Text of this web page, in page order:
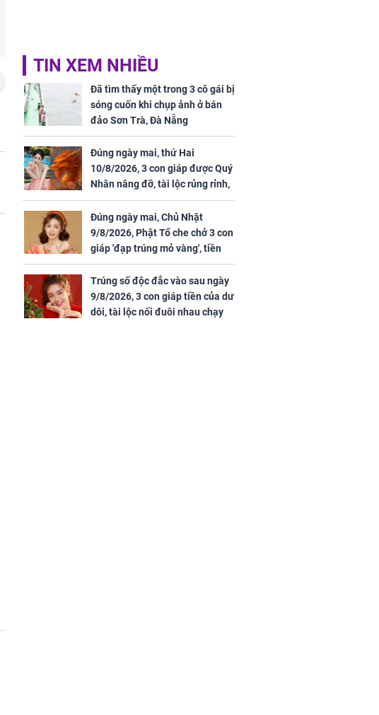
TIN XEM NHIỀU
Đã tìm thấy một trong 3 cô gái bị
sóng cuốn khi chụp ảnh ở bán
đảo Sơn Trà, Đà Nẵng
Đúng ngày mai, thứ Hai
10/8/2026, 3 con giáp được Quý
Nhân nâng đỡ, tài lộc rủng rỉnh,
yên tâm hưởng vinh hoa Phú
Quý
Đúng ngày mai, Chủ Nhật
9/8/2026, Phật Tổ che chở 3 con
giáp 'đạp trúng mỏ vàng', tiền
bạc nhiều như lá sung, sự
nghiệp vượng phát
Trúng số độc đắc vào sau ngày
9/8/2026, 3 con giáp tiền của dư
dôi, tài lộc nối đuôi nhau chạy